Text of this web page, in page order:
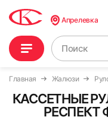
Апрелевка
Главная Жалюзи
КАССЕТНЫЕ
РЕСПЕКТ